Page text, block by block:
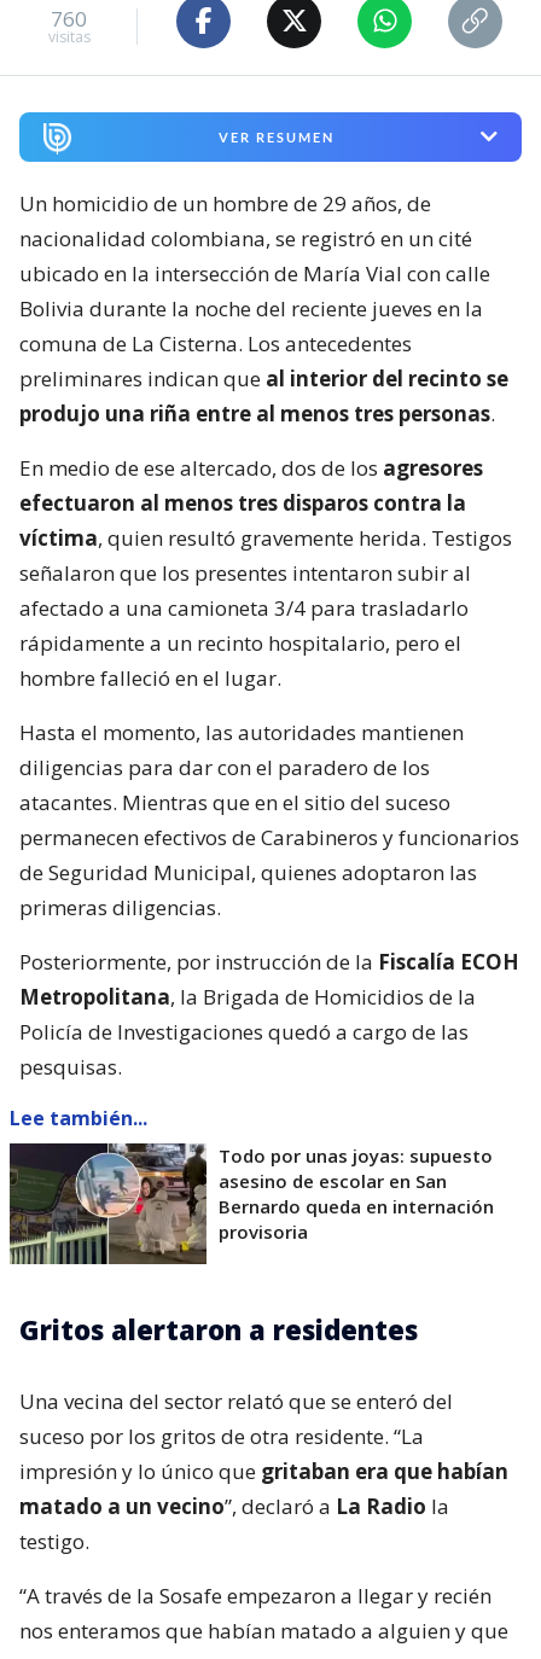
760
visitas
VER RESUMEN
Un homicidio de un hombre de 29 años, de
nacionalidad colombiana, se registró en un cité
ubicado en la intersección de María Vial con calle
Bolivia durante la noche del reciente jueves en la
comuna de La Cisterna. Los antecedentes
preliminares indican que al interior del recinto se
produjo una riña entre al menos tres personas.
En medio de ese altercado, dos de los agresores
efectuaron al menos tres disparos contra la
víctima, quien resultó gravemente herida. Testigos
señalaron que los presentes intentaron subir al
afectado a una camioneta 3/4 para trasladarlo
rápidamente a un recinto hospitalario, pero el
hombre falleció en el lugar.
Hasta el momento, las autoridades mantienen
diligencias para dar con el paradero de los
atacantes. Mientras que en el sitio del suceso
permanecen efectivos de Carabineros y funcionarios
de Seguridad Municipal, quienes adoptaron las
primeras diligencias.
Posteriormente, por instrucción de la Fiscalía ECOH
Metropolitana, la Brigada de Homicidios de la
Policía de Investigaciones quedó a cargo de las
pesquisas.
Lee también...
Todo por unas joyas: supuesto
asesino de escolar en San
Bernardo queda en internación
provisoria
Gritos alertaron a residentes
Una vecina del sector relató que se enteró del
suceso por los gritos de otra residente. “La
impresión y lo único que gritaban era que habían
matado a un vecino”, declaró a La Radio la
testigo.
“A través de la Sosafe empezaron a llegar y recién
nos enteramos que habían matado a alguien y que